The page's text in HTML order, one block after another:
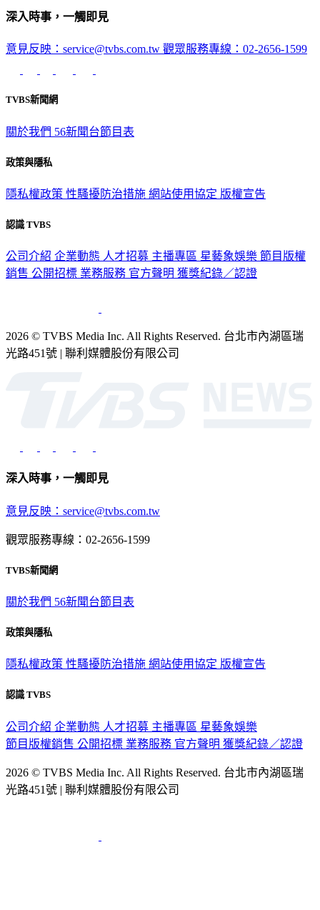
深入時事，一觸即見
意見反映：service@tvbs.com.tw 觀眾服務專線：02-2656-1599
TVBS新聞網
關於我們 56新聞台節目表
政策與隱私
隱私權政策 性騷擾防治措施 網站使用協定 版權宣告
認識 TVBS
公司介紹 企業動態 人才招募 主播專區 星藝象娛樂 節目版權
銷售 公開招標 業務服務 官方聲明 獲獎紀錄／認證
2026 © TVBS Media Inc. All Rights Reserved. 台北市內湖區瑞
光路451號 | 聯利媒體股份有限公司
深入時事，一觸即見
意見反映：service@tvbs.com.tw
觀眾服務專線：02-2656-1599
TVBS新聞網
關於我們 56新聞台節目表
政策與隱私
隱私權政策 性騷擾防治措施 網站使用協定 版權宣告
認識 TVBS
公司介紹 企業動態 人才招募 主播專區 星藝象娛樂
節目版權銷售 公開招標 業務服務 官方聲明 獲獎紀錄／認證
2026 © TVBS Media Inc. All Rights Reserved. 台北市內湖區瑞
光路451號 | 聯利媒體股份有限公司